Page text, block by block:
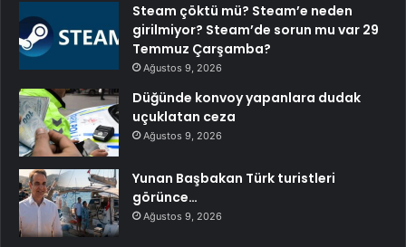
Steam çöktü mü? Steam’e neden
girilmiyor? Steam’de sorun mu var 29
Temmuz Çarşamba?
Ağustos 9, 2026
Düğünde konvoy yapanlara dudak
uçuklatan ceza
Ağustos 9, 2026
Yunan Başbakan Türk turistleri
görünce…
Ağustos 9, 2026